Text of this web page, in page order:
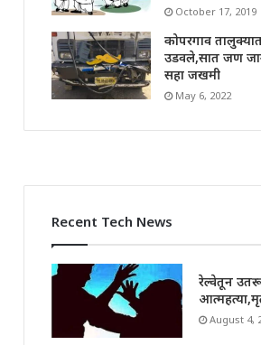
October 17, 2019
कोपरगाव
उडवले,सात जण
सहा जखमी
May 6, 2022
Recent Tech News
रेल्वेतून
August 4,